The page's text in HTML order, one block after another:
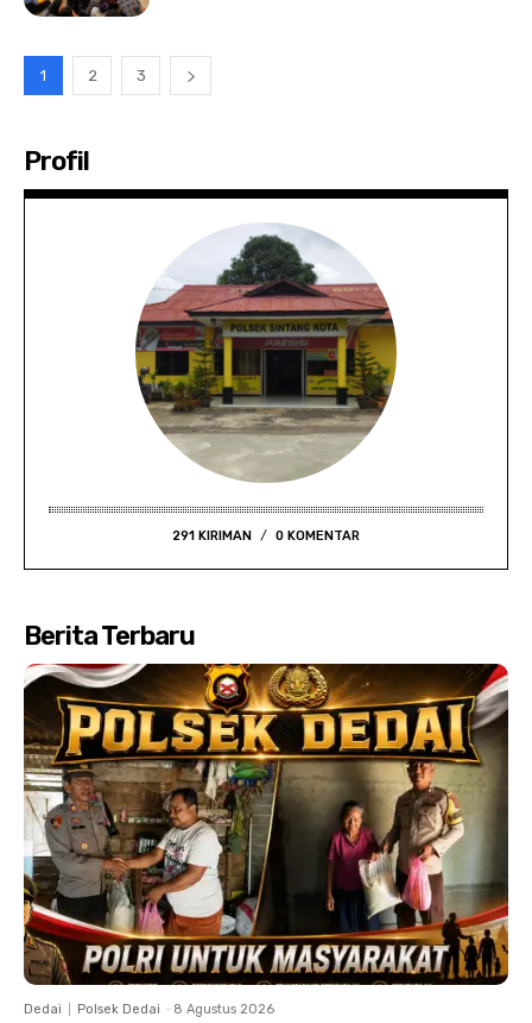
1 2 3
Profil
291 KIRIMAN 0 KOMENTAR
Berita Terbaru
Dedai Polsek Dedai - 8 Agustus 2026